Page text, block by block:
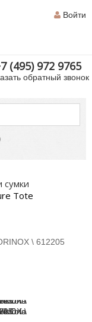
Войти
(495) 972 9765
обратный звонок
сумки
Tote